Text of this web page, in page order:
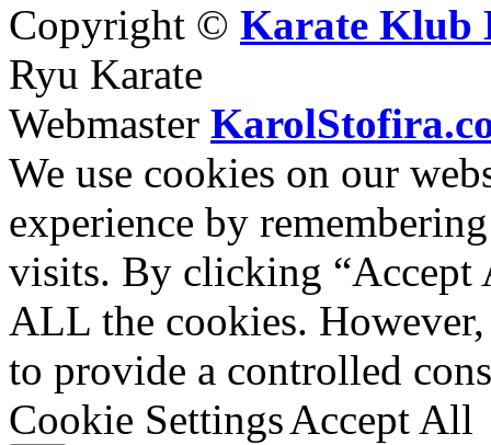
Copyright © Karate Klub
Ryu Karate
Webmaster
We use cookies on our
experience by
visits. By clicking “Accept
ALL the cookies.
to provide a controlled
Cookie SettingsAccept All